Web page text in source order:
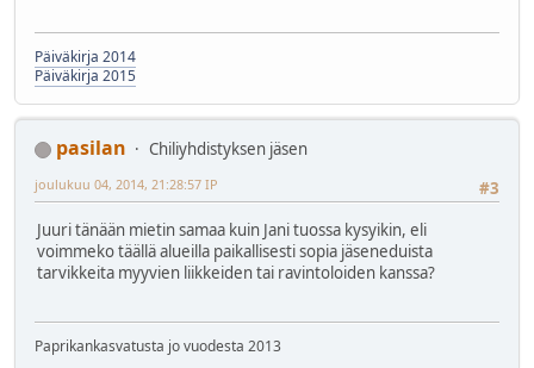
Päiväkirja 2014
Päiväkirja 2015
pasilan
Chiliyhdistyksen jäsen
#3
joulukuu 04, 2014, 21:28:57 IP
Juuri tänään mietin samaa kuin Jani tuossa kysyikin, eli
voimmeko täällä alueilla paikallisesti sopia jäseneduista
tarvikkeita myyvien liikkeiden tai ravintoloiden kanssa?
Paprikankasvatusta jo vuodesta 2013